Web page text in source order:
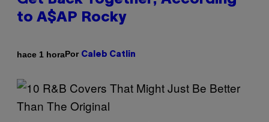
to A$AP Rocky
hace 1 horaPor Caleb Catlin